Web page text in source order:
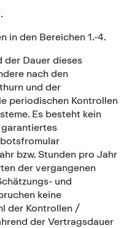
in den Bereichen 1.-4.
der Dauer dieses
nach den
und der
periodischen Kontrollen
Es besteht kein
bzw. Stunden pro Jahr
der vergangenen
und
keine
der Kontrollen /
der Vertragsdauer